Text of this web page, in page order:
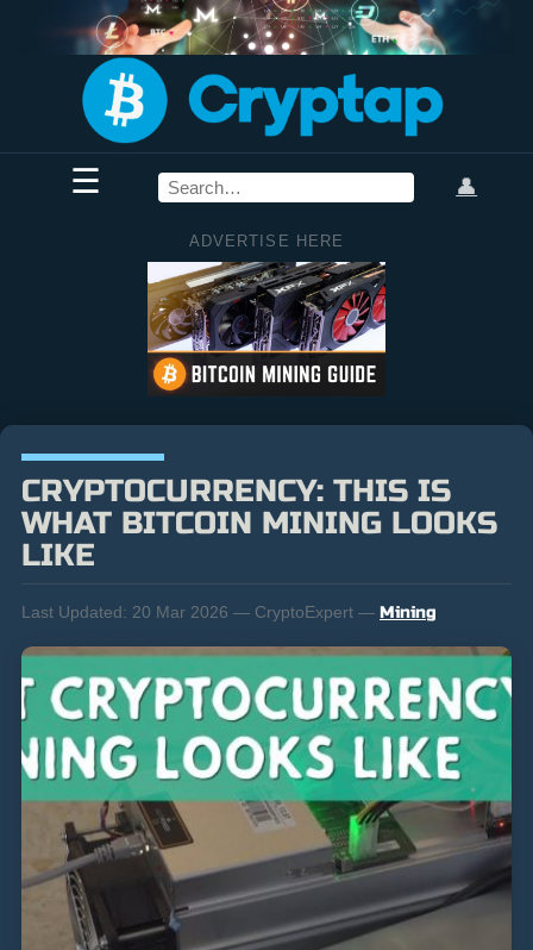
☰ 👤
ADVERTISE HERE
CRYPTOCURRENCY: THIS IS
WHAT BITCOIN MINING LOOKS
LIKE
Last Updated: 20 Mar 2026 — CryptoExpert — Mining